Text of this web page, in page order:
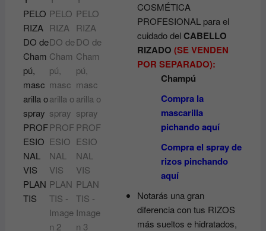
hasta
8.90€
COSMÉTICA
PROFESIONAL para el
cuidado delCABELLO
RIZADO(SE VENDEN
POR SEPARADO):
Champú
Compra la
mascarilla
pichando aquí
Compra el spray de
rizos pinchando
aquí
Notarás una gran
diferencia con tus RIZOS
más sueltos e hidratados,